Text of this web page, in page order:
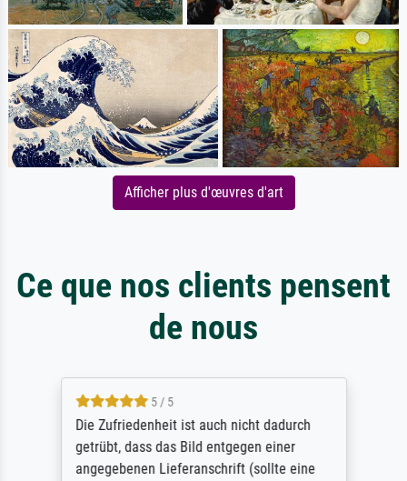
Afficher plus d'œuvres d'art
Ce que nos clients pensent
de nous
5 / 5
Die Zufriedenheit ist auch nicht dadurch
getrübt, dass das Bild entgegen einer
angegebenen Lieferanschrift (sollte eine